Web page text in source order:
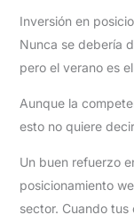
Inversión en
Nunca se debería
pero el verano es
Aunque la
esto no quiere
Un buen refuerzo
posicionamiento
sector. Cuando